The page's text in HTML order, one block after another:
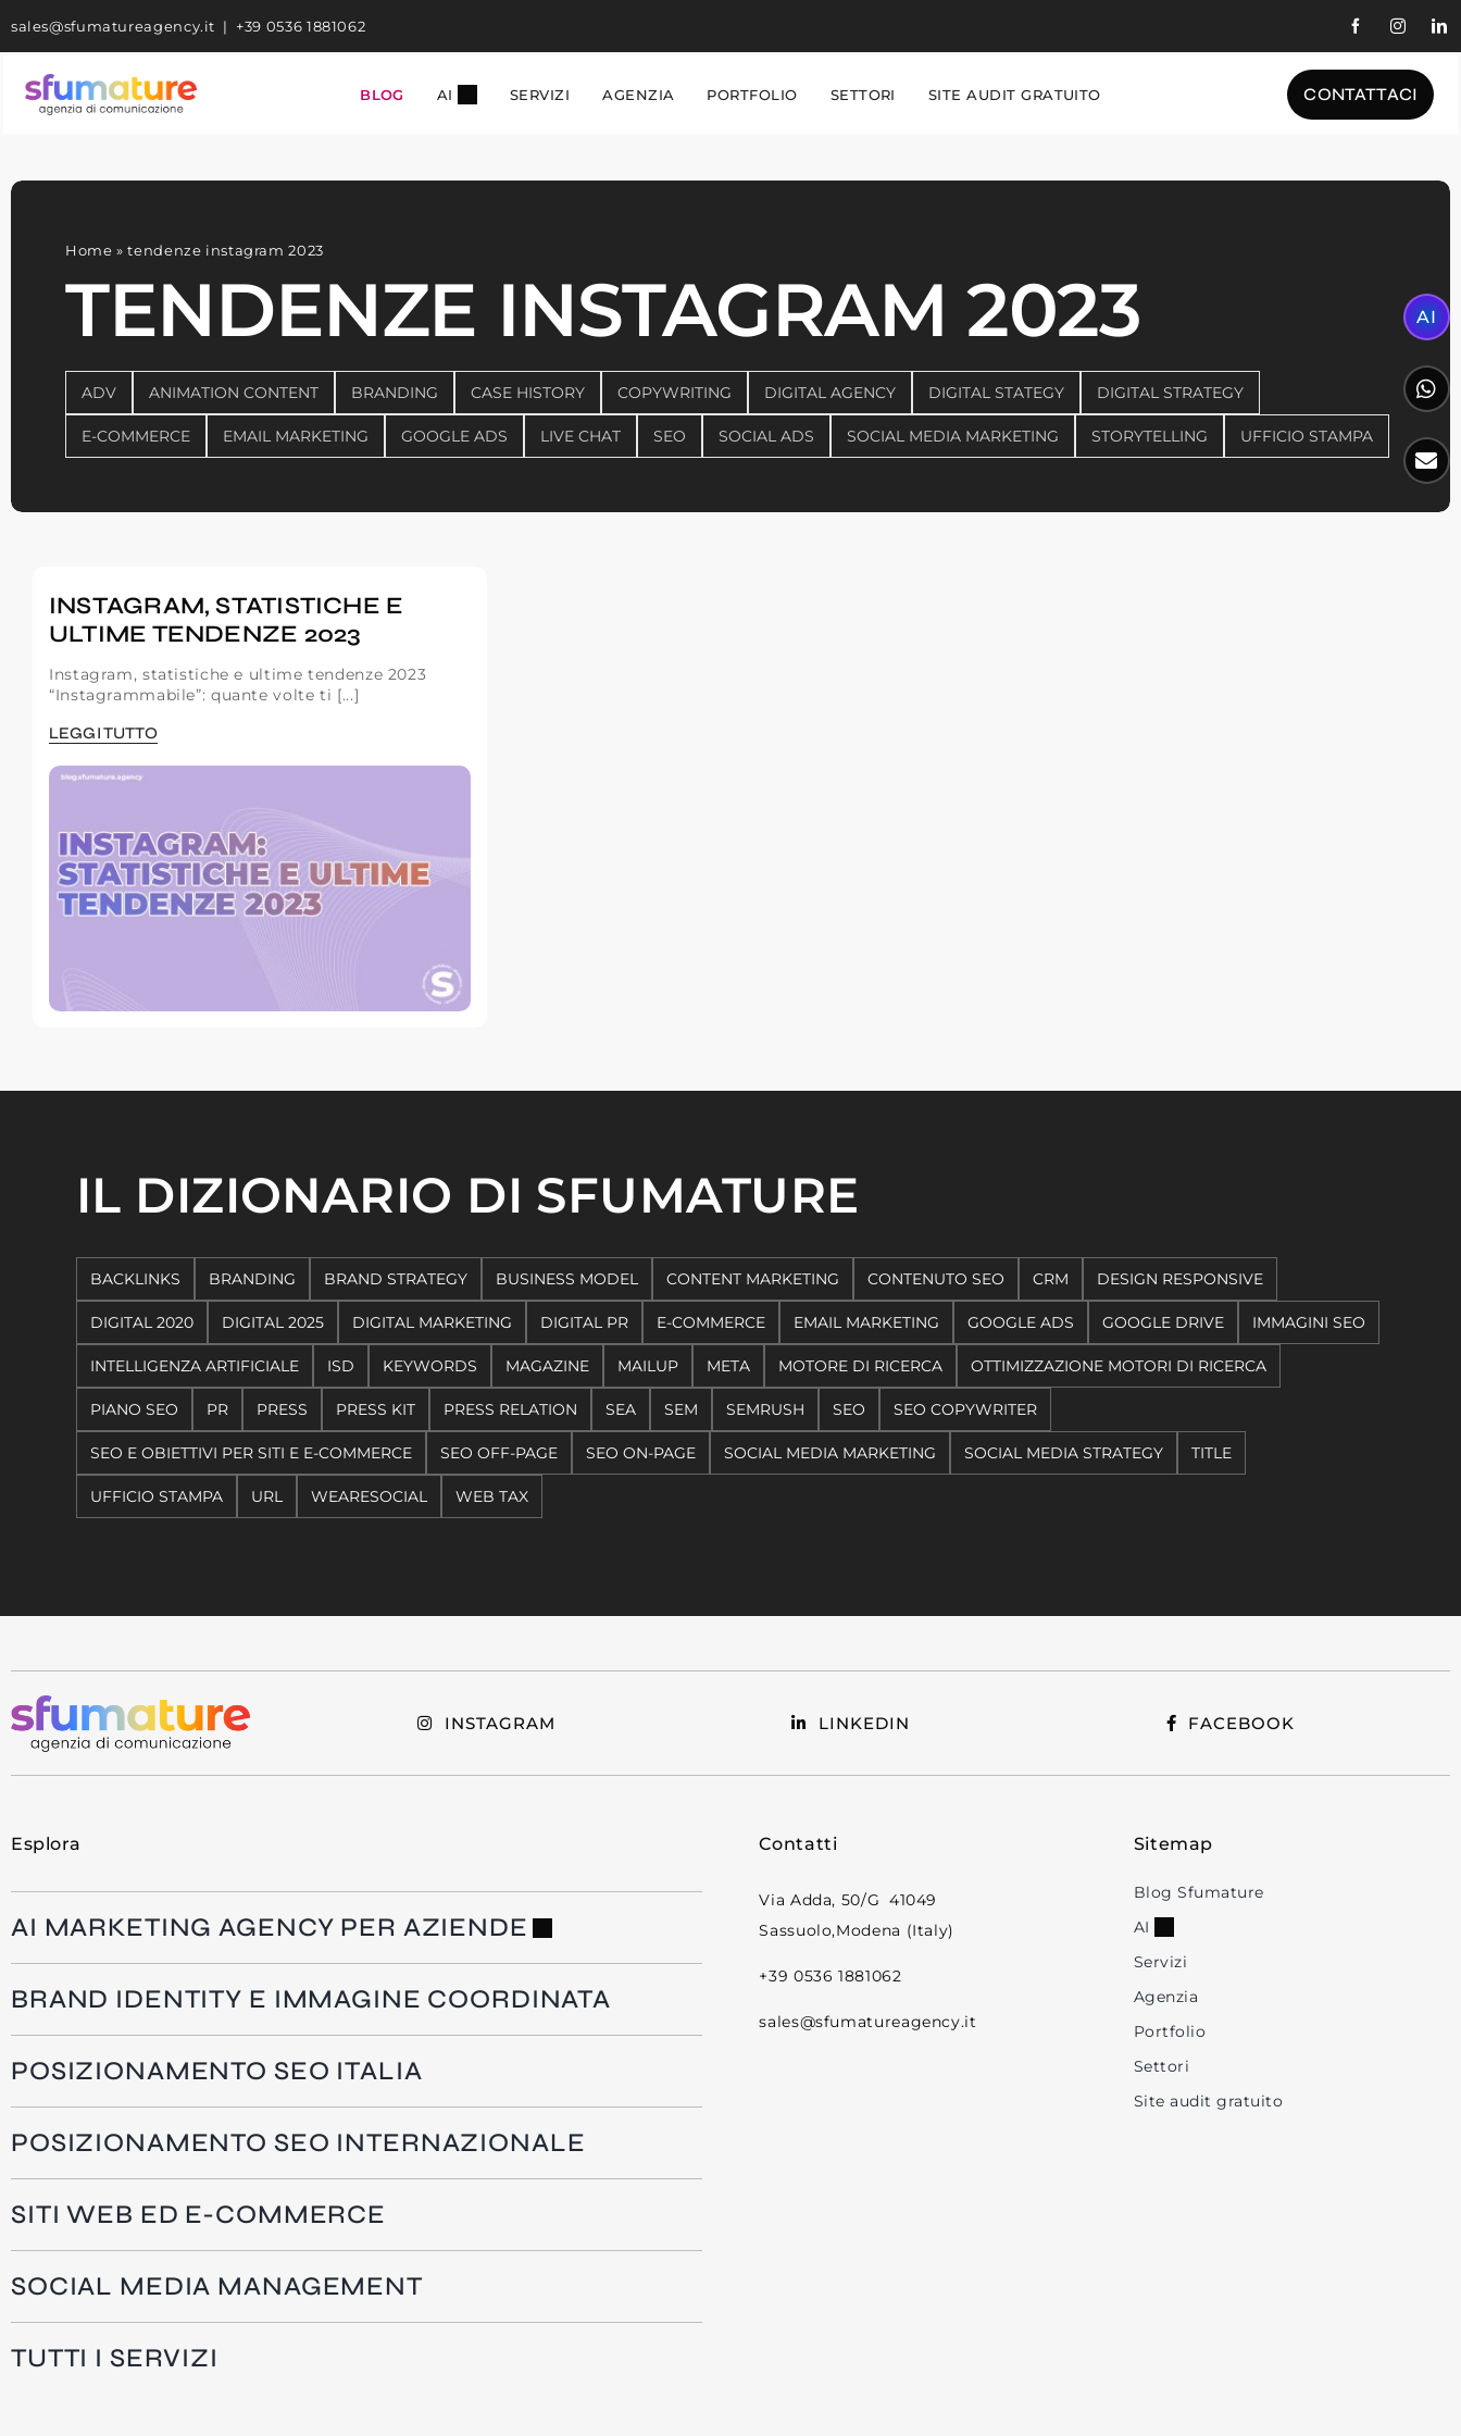
content
sales@sfumatureagency.it | +39 0536 1881062
BLOG AI SERVIZI AGENZIA PORTFOLIO SETTORI SITE AUDIT GRATUITO CONTATTACI
Home »tendenze instagram 2023
TENDENZE INSTAGRAM 2023
ADV ANIMATION CONTENT BRANDING CASE HISTORY COPYWRITING DIGITAL AGENCY DIGITAL STATEGY DIGITAL STRATEGY
E-COMMERCE EMAIL MARKETING GOOGLE ADS LIVE CHAT SEO SOCIAL ADS SOCIAL MEDIA MARKETING STORYTELLING UFFICIO STAMPA
INSTAGRAM, STATISTICHE E
ULTIME TENDENZE 2023
Instagram, statistiche e ultime tendenze 2023
“Instagrammabile”: quante volte ti [...]
LEGGI TUTTO
IL DIZIONARIO DI SFUMATURE
BACKLINKS BRANDING BRAND STRATEGY BUSINESS MODEL CONTENT MARKETING CONTENUTO SEO CRM DESIGN RESPONSIVE
DIGITAL 2020 DIGITAL 2025 DIGITAL MARKETING DIGITAL PR E-COMMERCE EMAIL MARKETING GOOGLE ADS GOOGLE DRIVE IMMAGINI SEO
INTELLIGENZA ARTIFICIALE ISD KEYWORDS MAGAZINE MAILUP META MOTORE DI RICERCA OTTIMIZZAZIONE MOTORI DI RICERCA
PIANO SEO PR PRESS PRESS KIT PRESS RELATION SEA SEM SEMRUSH SEO SEO COPYWRITER
SEO E OBIETTIVI PER SITI E E-COMMERCE SEO OFF-PAGE SEO ON-PAGE SOCIAL MEDIA MARKETING SOCIAL MEDIA STRATEGY TITLE
UFFICIO STAMPA URL WEARESOCIAL WEB TAX
INSTAGRAM LINKEDIN FACEBOOK
Esplora
AI MARKETING AGENCY PER AZIENDE
BRAND IDENTITY E IMMAGINE COORDINATA
POSIZIONAMENTO SEO ITALIA
POSIZIONAMENTO SEO INTERNAZIONALE
SITI WEB ED E-COMMERCE
SOCIAL MEDIA MANAGEMENT
TUTTI I SERVIZI
Contatti
Via Adda, 50/G 41049
Sassuolo,Modena (Italy)
+39 0536 1881062
sales@sfumatureagency.it
Sitemap
Blog Sfumature
AI
Servizi
Agenzia
Portfolio
Settori
Site audit gratuito
AI